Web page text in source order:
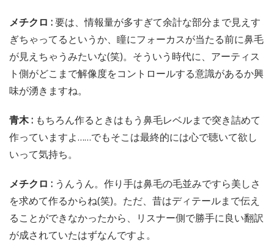
メチクロ :要は、情報量が多すぎて余計な部分まで見えす
ぎちゃってるというか、瞳にフォーカスが当たる前に鼻毛
が見えちゃうみたいな(笑)。そういう時代に、アーティス
ト側がどこまで解像度をコントロールする意識があるか興
味が湧きますね。
青木 : もちろん作るときはもう鼻毛レベルまで突き詰めて
作っていますよ……でもそこは最終的には心で聴いて欲し
いって気持ち。
メチクロ : うんうん。作り手は鼻毛の毛並みですら美しさ
を求めて作るからね(笑)。ただ、昔はディテールまで伝え
ることができなかったから、リスナー側で勝手に良い翻訳
が成されていたはずなんですよ。